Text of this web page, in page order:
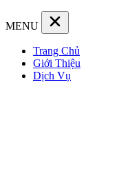
MENU
Trang Chủ
Giới Thiệu
Dịch Vụ